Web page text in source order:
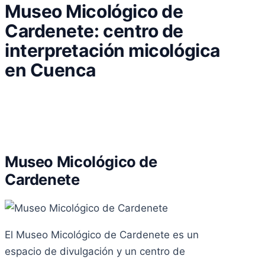
Museo Micológico de
Cardenete: centro de
interpretación micológica
en Cuenca
Museo Micológico de
Cardenete
El Museo Micológico de Cardenete es un
espacio de divulgación y un centro de